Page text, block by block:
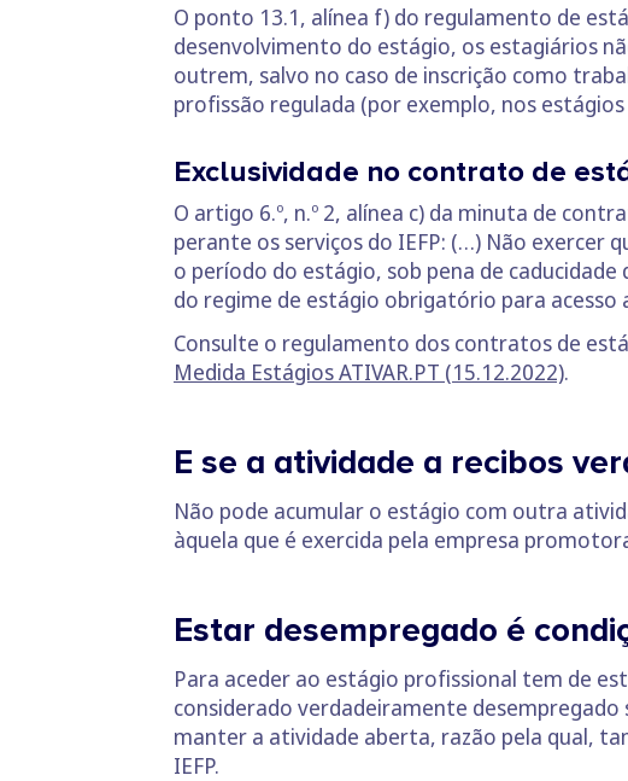
O ponto 13.1, alínea f) do regulamento de
desenvolvimento do estágio, os estagiários
outrem, salvo no caso de inscrição como
profissão regulada (por exemplo, nos estágios
Exclusividade no contrato de
O artigo 6.º, n.º 2, alínea c) da minuta de
perante os serviços do IEFP: (…) Não
o período do estágio, sob pena de
do regime de estágio obrigatório para acesso
Consulte o regulamento dos contratos de
Medida Estágios ATIVAR.PT (15.12.2022).
E se a atividade a recibos
Não pode acumular o estágio com outra
àquela que é exercida pela empresa
Estar desempregado é
Para aceder ao estágio profissional tem de
considerado verdadeiramente desempregado
manter a atividade aberta, razão pela qual,
IEFP.